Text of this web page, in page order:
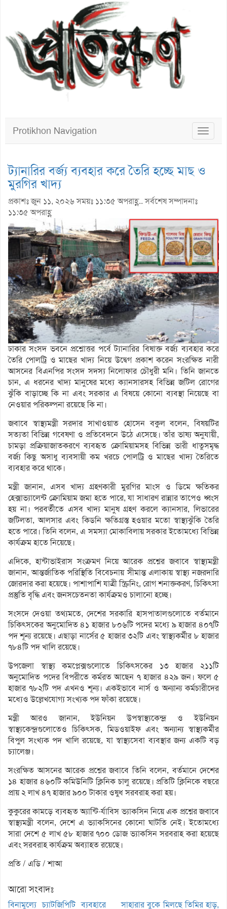
Toggle
Protikhon Navigation
ট্যানারির বর্জ্য ব্যবহার করে তৈরি হচ্ছে মাছ ও
মুরগির খাদ্য
প্রকাশঃ জুন ১১, ২০২৬ সময়ঃ ১১:৩৫ অপরাহ্ণ.. সর্বশেষ সম্পাদনাঃ
১১:৩৫ অপরাহ্ণ
ঢাকার সংসদ ভবনে প্রশ্নোত্তর পর্বে ট্যানারির বিষাক্ত বর্জ্য ব্যবহার করে
তৈরি পোলট্রি ও মাছের খাদ্য নিয়ে উদ্বেগ প্রকাশ করেন সংরক্ষিত নারী
আসনের বিএনপির সংসদ সদস্য নিলোফার চৌধুরী মনি। তিনি জানতে
চান, এ ধরনের খাদ্য মানুষের মধ্যে ক্যানসারসহ বিভিন্ন জটিল রোগের
ঝুঁকি বাড়াচ্ছে কি না এবং সরকার এ বিষয়ে কোনো ব্যবস্থা নিয়েছে বা
নেওয়ার পরিকল্পনা রয়েছে কি না।
জবাবে স্বাস্থ্যমন্ত্রী সরদার সাখাওয়াত হোসেন বকুল বলেন, বিষয়টির
সত্যতা বিভিন্ন গবেষণা ও প্রতিবেদনে উঠে এসেছে। তাঁর ভাষ্য অনুযায়ী,
চামড়া প্রক্রিয়াজাতকরণে ব্যবহৃত ক্রোমিয়ামসহ বিভিন্ন ভারী ধাতুসমৃদ্ধ
বর্জ্য কিছু অসাধু ব্যবসায়ী কম খরচে পোলট্রি ও মাছের খাদ্য তৈরিতে
ব্যবহার করে থাকে।
মন্ত্রী জানান, এসব খাদ্য গ্রহণকারী মুরগির মাংস ও ডিমে ক্ষতিকর
হেক্সাভ্যালেন্ট ক্রোমিয়াম জমা হতে পারে, যা সাধারণ রান্নার তাপেও ধ্বংস
হয় না। পরবর্তীতে এসব খাদ্য মানুষ গ্রহণ করলে ক্যানসার, লিভারের
জটিলতা, আলসার এবং কিডনি ক্ষতিগ্রস্ত হওয়ার মতো স্বাস্থ্যঝুঁকি তৈরি
হতে পারে। তিনি বলেন, এ সমস্যা মোকাবিলায় সরকার ইতোমধ্যে বিভিন্ন
কার্যক্রম হাতে নিয়েছে।
এদিকে, হান্টাভাইরাস সংক্রমণ নিয়ে আরেক প্রশ্নের জবাবে স্বাস্থ্যমন্ত্রী
জানান, আন্তর্জাতিক পরিস্থিতি বিবেচনায় সীমান্ত এলাকায় স্বাস্থ্য নজরদারি
জোরদার করা হয়েছে। পাশাপাশি যাত্রী স্ক্রিনিং, রোগ শনাক্তকরণ, চিকিৎসা
প্রস্তুতি বৃদ্ধি এবং জনসচেতনতা কার্যক্রমও চালানো হচ্ছে।
সংসদে দেওয়া তথ্যমতে, দেশের সরকারি হাসপাতালগুলোতে বর্তমানে
চিকিৎসকের অনুমোদিত ৪১ হাজার ৮০৬টি পদের মধ্যে ৯ হাজার ৪০৭টি
পদ শূন্য রয়েছে। এছাড়া নার্সের ৫ হাজার ৩২টি এবং স্বাস্থ্যকর্মীর ৮ হাজার
৭৮৪টি পদ খালি রয়েছে।
উপজেলা স্বাস্থ্য কমপ্লেক্সগুলোতে চিকিৎসকের ১৩ হাজার ২১১টি
অনুমোদিত পদের বিপরীতে কর্মরত আছেন ৭ হাজার ৪২৯ জন। ফলে ৫
হাজার ৭৮২টি পদ এখনও শূন্য। একইভাবে নার্স ও অন্যান্য কর্মচারীদের
মধ্যেও উল্লেখযোগ্য সংখ্যক পদ ফাঁকা রয়েছে।
মন্ত্রী আরও জানান, ইউনিয়ন উপস্বাস্থ্যকেন্দ্র ও ইউনিয়ন
স্বাস্থ্যকেন্দ্রগুলোতেও চিকিৎসক, মিডওয়াইফ এবং অন্যান্য স্বাস্থ্যকর্মীর
বিপুল সংখ্যক পদ খালি রয়েছে, যা স্বাস্থ্যসেবা ব্যবস্থার জন্য একটি বড়
চ্যালেঞ্জ।
সংরক্ষিত আসনের আরেক প্রশ্নের জবাবে তিনি বলেন, বর্তমানে দেশের
১৪ হাজার ৪৬০টি কমিউনিটি ক্লিনিক চালু রয়েছে। প্রতিটি ক্লিনিকে বছরে
প্রায় ২ লাখ ৪৭ হাজার ৯০০ টাকার ওষুধ সরবরাহ করা হয়।
কুকুরের কামড়ে ব্যবহৃত অ্যান্টি-র্যাবিস ভ্যাকসিন নিয়ে এক প্রশ্নের জবাবে
স্বাস্থ্যমন্ত্রী বলেন, দেশে এ ভ্যাকসিনের কোনো ঘাটতি নেই। ইতোমধ্যে
সারা দেশে ৫ লাখ ৫৮ হাজার ৭০০ ডোজ ভ্যাকসিন সরবরাহ করা হয়েছে
এবং সরবরাহ কার্যক্রম অব্যাহত রয়েছে।
প্রতি / এডি / শাআ
আরো সংবাদঃ
বিনামূল্যে চ্যাটজিপিটি ব্যবহারে সাহারার বুকে মিলছে তিমির হাড়,